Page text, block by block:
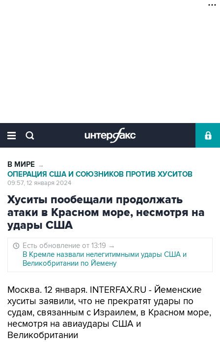
В МИРЕ →
ОПЕРАЦИЯ США И СОЮЗНИКОВ ПРОТИВ ХУСИТОВ
09:57, 12 января 2024
Хуситы пообещали продолжать
атаки в Красном море, несмотря на
удары США
Есть обновление от 13:19 →
В Кремле назвали нелегитимными удары США и
Великобритании по Йемену
Москва. 12 января. INTERFAX.RU - Йеменские
хуситы заявили, что не прекратят удары по
судам, связанным с Израилем, в Красном море,
несмотря на авиаудары США и
Великобритании